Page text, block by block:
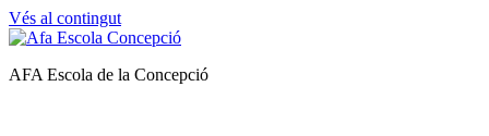
Vés al contingut
Afa
AFA Escola de la Concepció